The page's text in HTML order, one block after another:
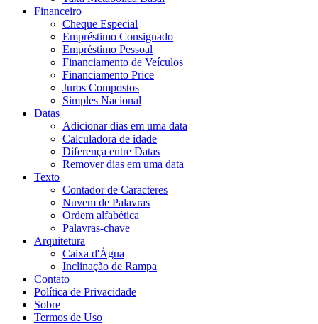
Financeiro
Cheque Especial
Empréstimo Consignado
Empréstimo Pessoal
Financiamento de Veículos
Financiamento Price
Juros Compostos
Simples Nacional
Datas
Adicionar dias em uma data
Calculadora de idade
Diferença entre Datas
Remover dias em uma data
Texto
Contador de Caracteres
Nuvem de Palavras
Ordem alfabética
Palavras-chave
Arquitetura
Caixa d'Água
Inclinação de Rampa
Contato
Política de Privacidade
Sobre
Termos de Uso